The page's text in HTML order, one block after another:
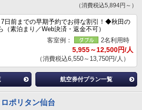
（消費税込5,894円～）
7日前までの早期予約でお得な割引！◆秋田の
（素泊まり／Web決済・返金不可）
客室例：
2名利用時
5,955～12,500円/人
（消費税込6,550～13,750円/人）
航空券付プラン一覧
ポリタン仙台